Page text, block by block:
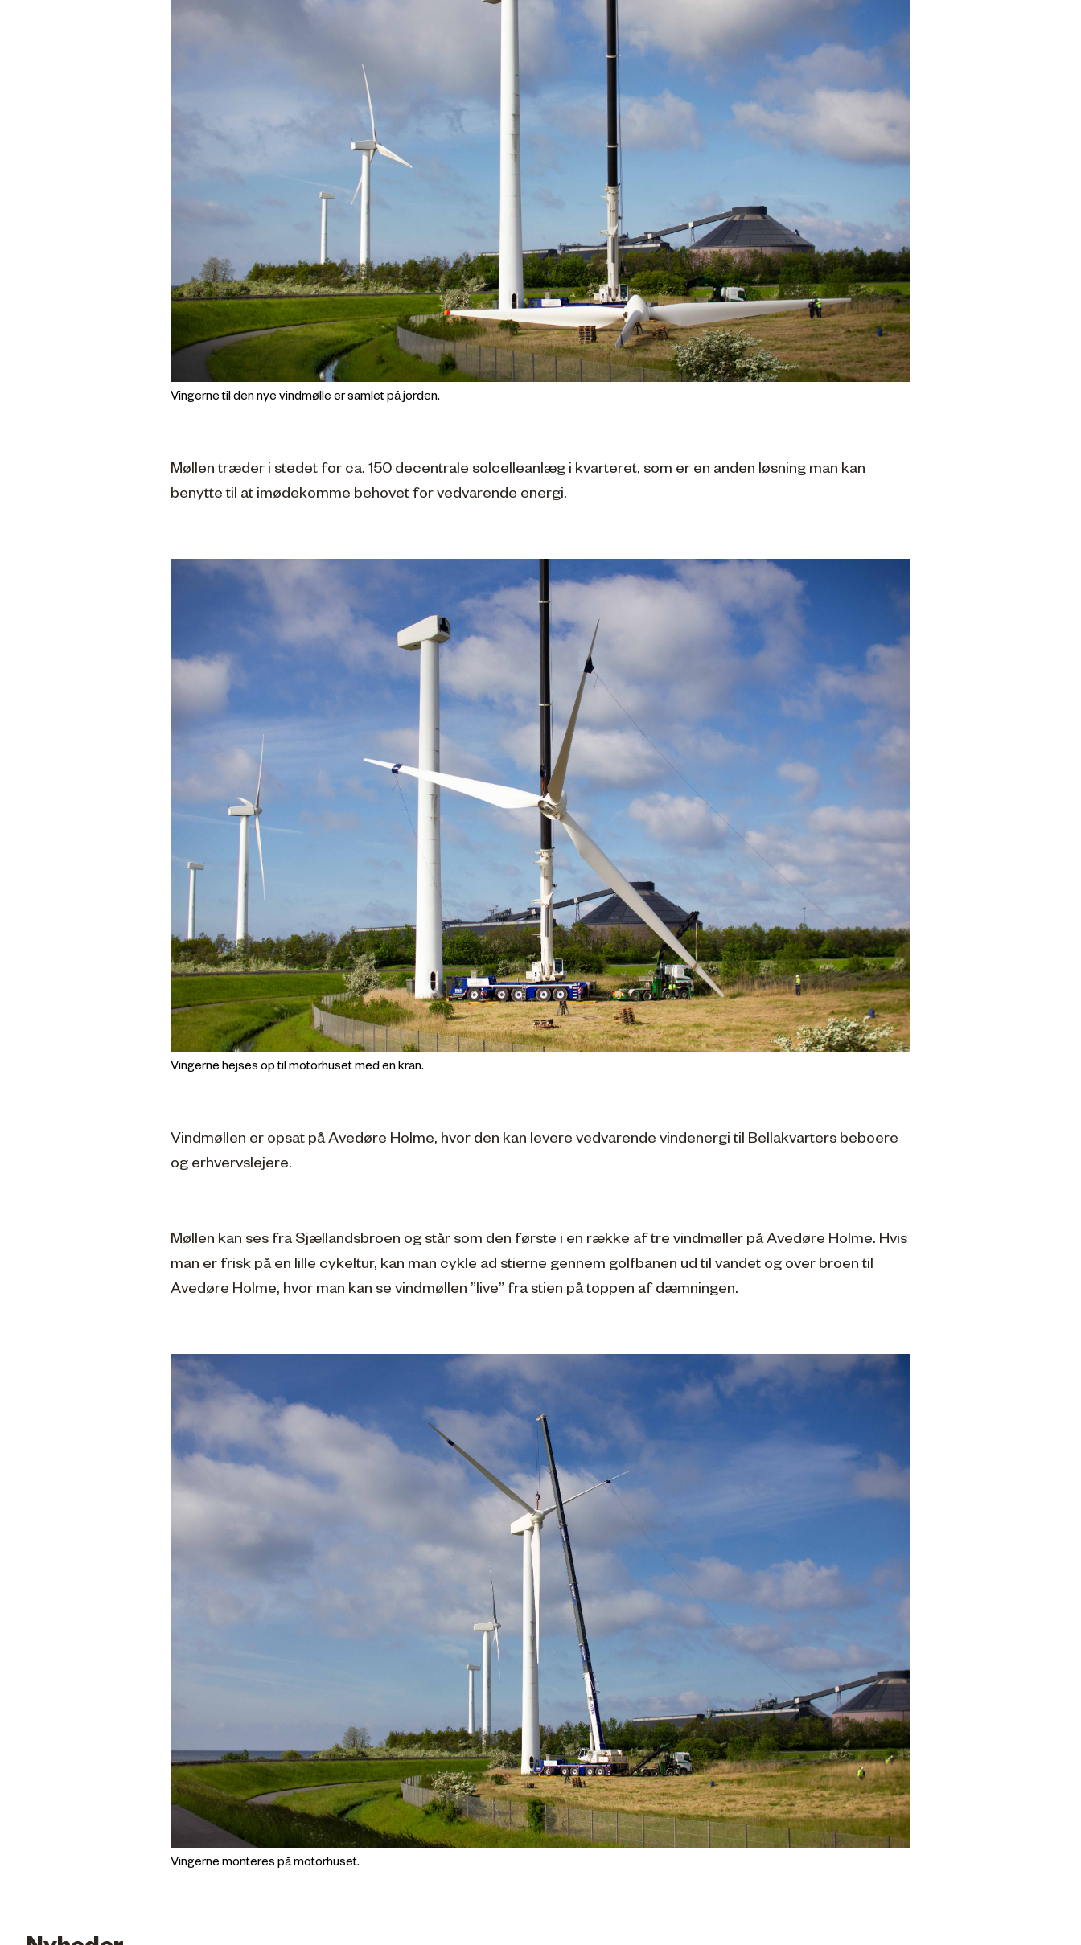
Vingerne til den nye vindmølle er samlet på jorden.
Møllen træder i stedet for ca. 150 decentrale solcelleanlæg i kvarteret, som er en anden løsning man kan
benytte til at imødekomme behovet for vedvarende energi.
Vingerne hejses op til motorhuset med en kran.
Vindmøllen er opsat på Avedøre Holme, hvor den kan levere vedvarende vindenergi til Bellakvarters beboere
og erhvervslejere.
Møllen kan ses fra Sjællandsbroen og står som den første i en række af tre vindmøller på Avedøre Holme. Hvis
man er frisk på en lille cykeltur, kan man cykle ad stierne gennem golfbanen ud til vandet og over broen til
Avedøre Holme, hvor man kan se vindmøllen ”live” fra stien på toppen af dæmningen.
Vingerne monteres på motorhuset.